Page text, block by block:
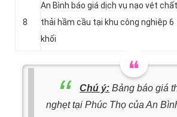
8
An Bình báo giá dịch vụ nạo vét chất
thải hầm cầu tại khu công nghiệp 6
khối
Chú ý: Bảng báo giá
nghẹt tại Phúc Thọ của An